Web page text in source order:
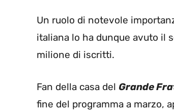
Un ruolo di notevole
italiana lo ha dunque avuto il
milione di iscritti.
Fan della casa del Grande
fine del programma a marzo,